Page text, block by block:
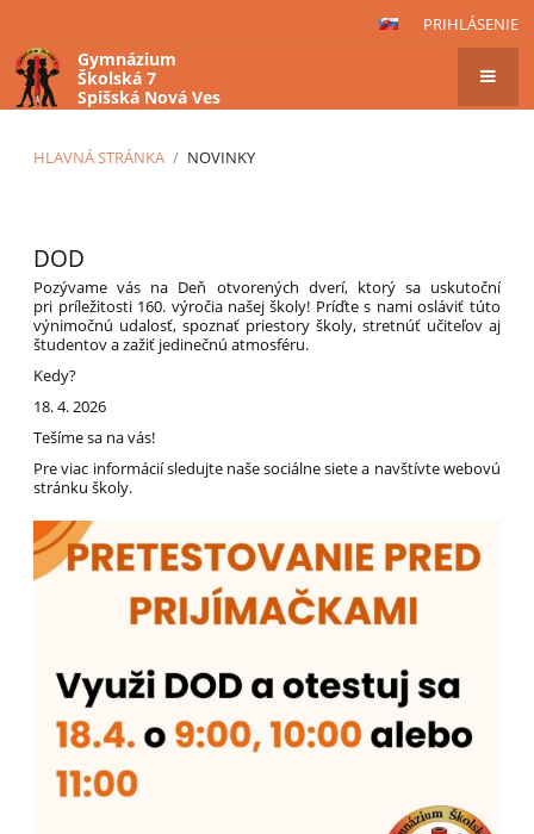
PRIHLÁSENIE
Gymnázium
Školská 7
Spišská Nová Ves
HLAVNÁ STRÁNKA / NOVINKY
DOD
Pozývame vás na Deň otvorených dverí, ktorý sa uskutoční
pri príležitosti 160. výročia našej školy! Príďte s nami osláviť túto
výnimočnú udalosť, spoznať priestory školy, stretnúť učiteľov aj
študentov a zažiť jedinečnú atmosféru.
Kedy?
18. 4. 2026
Tešíme sa na vás!
Pre viac informácií sledujte naše sociálne siete a navštívte webovú
stránku školy.